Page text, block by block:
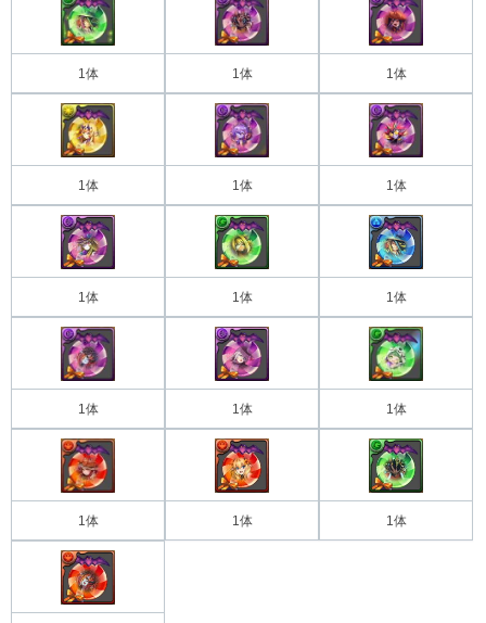
1体 1体 1体
1体 1体 1体
1体 1体 1体
1体 1体 1体
1体 1体 1体